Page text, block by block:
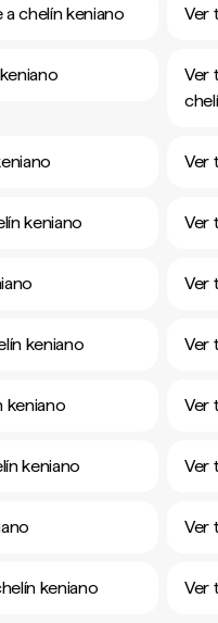
chelín keniano
Ver
Ver
Ver
keniano Ver
Ver
keniano Ver
keniano Ver
keniano Ver
Ver
keniano Ver